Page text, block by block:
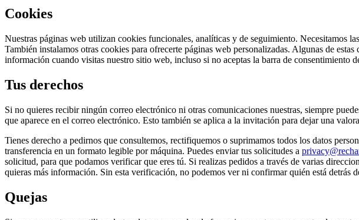
Cookies
Nuestras páginas web utilizan cookies funcionales, analíticas y de seguimiento. Necesitamos
También instalamos otras cookies para ofrecerte páginas web personalizadas. Algunas de
información cuando visitas nuestro sitio web, incluso si no aceptas la barra de consentimiento
Tus derechos
Si no quieres recibir ningún correo electrónico ni otras comunicaciones nuestras, siempre
que aparece en el correo electrónico. Esto también se aplica a la invitación para dejar una
Tienes derecho a pedirnos que consultemos, rectifiquemos o suprimamos todos los datos
transferencia en un formato legible por máquina. Puedes enviar tus solicitudes a
solicitud, para que podamos verificar que eres tú. Si realizas pedidos a través de varias
quieras más información. Sin esta verificación, no podemos ver ni confirmar quién está detrás
Quejas